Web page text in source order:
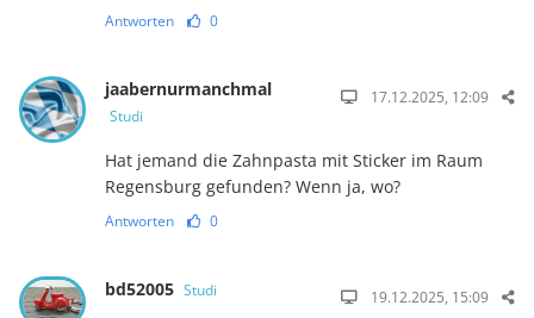
Antworten 0
jaabernurmanchmal
Studi
17.12.2025, 12:09
Hat jemand die Zahnpasta mit Sticker im Raum
Regensburg gefunden? Wenn ja, wo?
Antworten 0
bd52005 Studi 19.12.2025, 15:09